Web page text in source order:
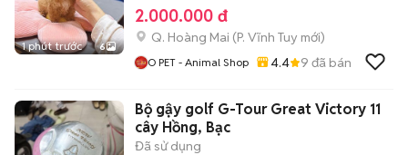
1 phút trước 6
2.000.000 đ
Q. Hoàng Mai (P. Vĩnh Tuy mới)
O PET - Animal Shop 4.4 9 đã bán
Bộ gậy golf G-Tour Great Victory 11
cây Hồng, Bạc
Đã sử dụng